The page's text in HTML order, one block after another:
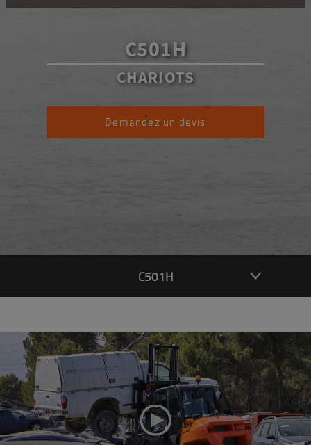
C501H
CHARIOTS
Demandez un devis
C501H